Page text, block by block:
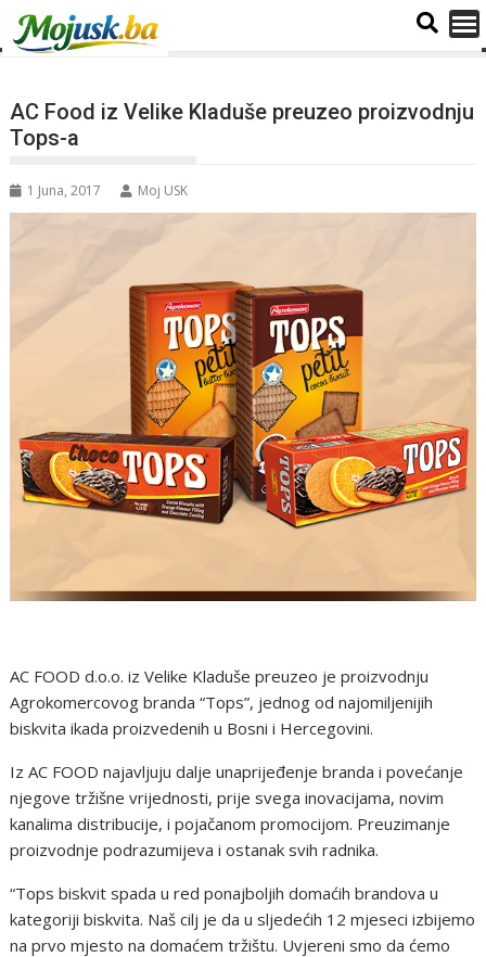
AC Food iz Velike Kladuše preuzeo proizvodnju
Tops-a
1 Juna, 2017 Moj USK
AC FOOD d.o.o. iz Velike Kladuše preuzeo je proizvodnju
Agrokomercovog branda “Tops”, jednog od najomiljenijih
biskvita ikada proizvedenih u Bosni i Hercegovini.
Iz AC FOOD najavljuju dalje unaprijeđenje branda i povećanje
njegove tržišne vrijednosti, prije svega inovacijama, novim
kanalima distribucije, i pojačanom promocijom. Preuzimanje
proizvodnje podrazumijeva i ostanak svih radnika.
“Tops biskvit spada u red ponajboljih domaćih brandova u
kategoriji biskvita. Naš cilj je da u sljedećih 12 mjeseci izbijemo
na prvo mjesto na domaćem tržištu. Uvjereni smo da ćemo